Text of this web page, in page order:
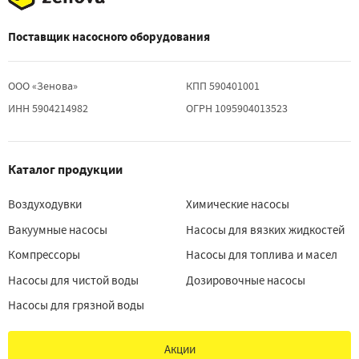
Поставщик насосного оборудования
ООО «Зенова»
ИНН 5904214982
КПП 590401001
ОГРН 1095904013523
Каталог продукции
Воздуходувки
Вакуумные насосы
Компрессоры
Насосы для чистой воды
Насосы для грязной воды
Химические насосы
Насосы для вязких жидкостей
Насосы для топлива и масел
Дозировочные насосы
Акции